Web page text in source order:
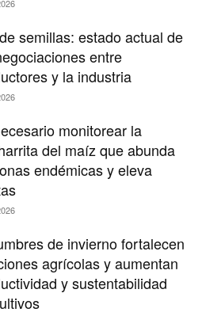
semillas: estado actual de
entre
y la industria
monitorear la
del maíz que abunda
endémicas y eleva
de invierno fortalecen
agrícolas y aumentan
y sustentabilidad